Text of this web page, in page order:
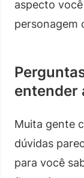
aspecto
personagem
entender
Muita gente
dúvidas
para você